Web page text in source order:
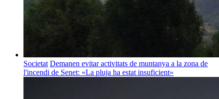
Societat Demanen evitar activitats de muntanya a la zona de
l'incendi de Senet: «La pluja ha estat insuficient»